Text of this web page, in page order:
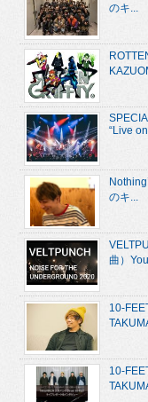
のキ...
“Live
のキ...
曲）
10-
10-